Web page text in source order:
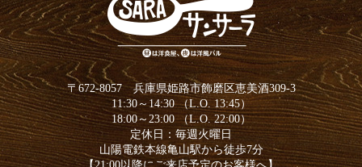
〒672-8057 兵庫県姫路市飾磨区恵美酒309-3
11:30～14:30 （L.O. 13:45）
18:00～23:00 （L.O. 22:00）
定休日：毎週火曜日
山陽電鉄本線亀山駅から徒歩7分